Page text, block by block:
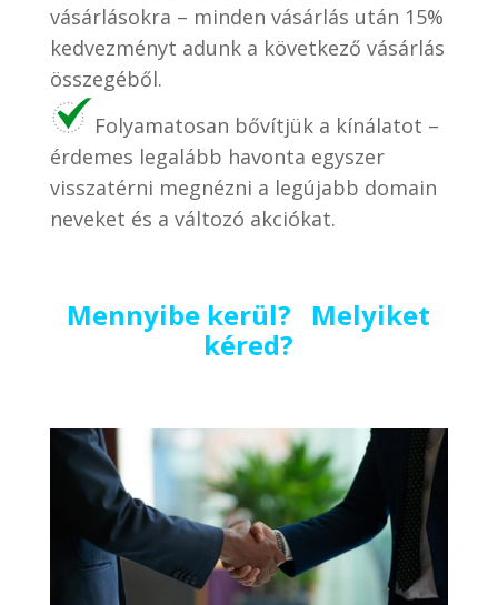
vásárlásokra – minden vásárlás után 15%
kedvezményt adunk a következő vásárlás
összegéből.
Folyamatosan bővítjük a kínálatot –
érdemes legalább havonta egyszer
visszatérni megnézni a legújabb domain
neveket és a változó akciókat.
Mennyibe kerül? Melyiket
kéred?